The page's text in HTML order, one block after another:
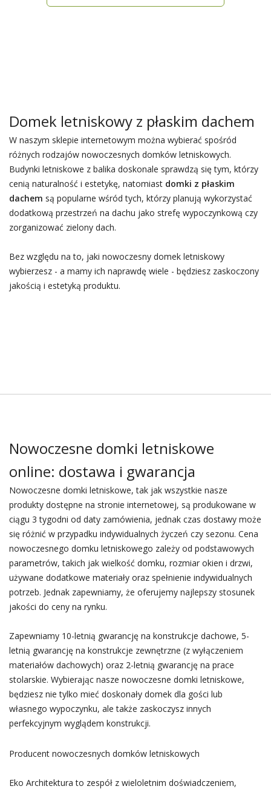
Domek letniskowy z płaskim dachem
W naszym sklepie internetowym można wybierać spośród
różnych rodzajów nowoczesnych domków letniskowych.
Budynki letniskowe z balika doskonale sprawdzą się tym, którzy
cenią naturalność i estetykę, natomiast domki z płaskim
dachem są popularne wśród tych, którzy planują wykorzystać
dodatkową przestrzeń na dachu jako strefę wypoczynkową czy
zorganizować zielony dach.
Bez względu na to, jaki nowoczesny domek letniskowy
wybierzesz - a mamy ich naprawdę wiele - będziesz zaskoczony
jakością i estetyką produktu.
Nowoczesne domki letniskowe
online: dostawa i gwarancja
Nowoczesne domki letniskowe, tak jak wszystkie nasze
produkty dostępne na stronie internetowej, są produkowane w
ciągu 3 tygodni od daty zamówienia, jednak czas dostawy może
się różnić w przypadku indywidualnych życzeń czy sezonu. Cena
nowoczesnego domku letniskowego zależy od podstawowych
parametrów, takich jak wielkość domku, rozmiar okien i drzwi,
używane dodatkowe materiały oraz spełnienie indywidualnych
potrzeb. Jednak zapewniamy, że oferujemy najlepszy stosunek
jakości do ceny na rynku.
Zapewniamy 10-letnią gwarancję na konstrukcje dachowe, 5-
letnią gwarancję na konstrukcje zewnętrzne (z wyłączeniem
materiałów dachowych) oraz 2-letnią gwarancję na prace
stolarskie. Wybierając nasze nowoczesne domki letniskowe,
będziesz nie tylko mieć doskonały domek dla gości lub
własnego wypoczynku, ale także zaskoczysz innych
perfekcyjnym wyglądem konstrukcji.
Producent nowoczesnych domków letniskowych
Eko Architektura to zespół z wieloletnim doświadczeniem,